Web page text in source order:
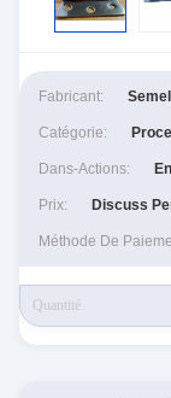
Fabricant:
Catégorie:
Dans-Actions:
Prix: Discuss
Méthode De